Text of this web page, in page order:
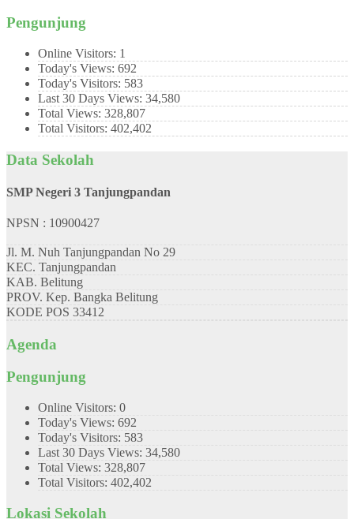
Pengunjung
Online Visitors: 1
Today's Views: 692
Today's Visitors: 583
Last 30 Days Views: 34,580
Total Views: 328,807
Total Visitors: 402,402
Data Sekolah
SMP Negeri 3 Tanjungpandan
NPSN : 10900427
Jl. M. Nuh Tanjungpandan No 29
KEC. Tanjungpandan
KAB. Belitung
PROV. Kep. Bangka Belitung
KODE POS 33412
Agenda
Pengunjung
Online Visitors: 0
Today's Views: 692
Today's Visitors: 583
Last 30 Days Views: 34,580
Total Views: 328,807
Total Visitors: 402,402
Lokasi Sekolah